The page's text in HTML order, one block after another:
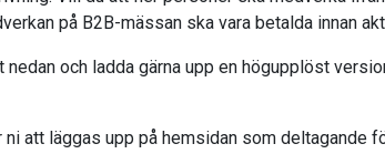
på B2B-mässan ska vara betalda innan
och ladda gärna upp en högupplöst
att läggas upp på hemsidan som deltagande